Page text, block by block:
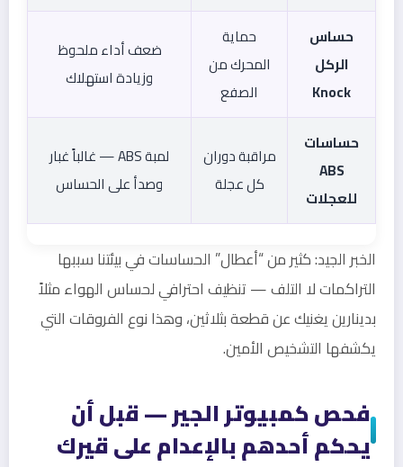
حساس
الركل
Knock
حماية
المحرك من
الصفع
ضعف أداء ملحوظ
وزيادة استهلاك
حساسات
ABS
للعجلات
مراقبة دوران
كل عجلة
لمبة ABS — غالباً غبار
وصدأ على الحساس
الخبر الجيد: كثير من “أعطال” الحساسات في بيئتنا سببها
التراكمات لا التلف — تنظيف احترافي لحساس الهواء مثلاً
بدينارين يغنيك عن قطعة بثلاثين، وهذا نوع الفروقات التي
يكشفها التشخيص الأمين.
فحص كمبيوتر الجير — قبل أن
يحكم أحدهم بالإعدام على قيرك